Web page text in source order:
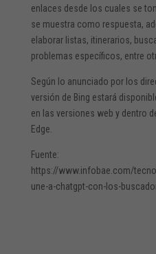
enlaces desde los cuales se
se muestra como respuesta,
elaborar listas, itinerarios,
problemas específicos, entre
Según lo anunciado por los
versión de Bing estará
en las versiones web y dentro
Edge.
Fuente:
https://www.infobae.com/
une-a-chatgpt-con-los-